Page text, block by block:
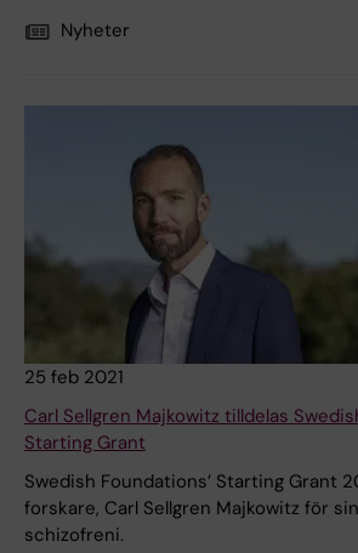
Nyheter
25 feb 2021
Carl Sellgren Majkowitz tilldelas
Starting Grant
Swedish Foundations’ Starting Grant
forskare, Carl Sellgren Majkowitz för
schizofreni.